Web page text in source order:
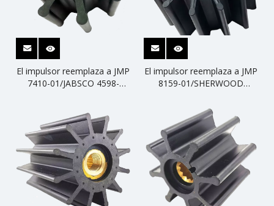
El impulsor reemplaza a JMP
7410-01/JABSCO 4598-
El impulsor reemplaza a JMP
8159-01/SHERWOOD